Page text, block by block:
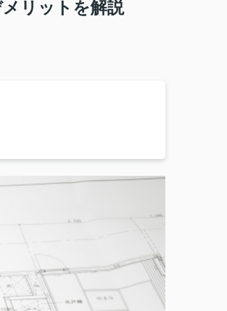
リットを解説